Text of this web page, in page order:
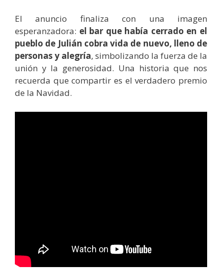
El anuncio finaliza con una imagen
esperanzadora: el bar que había cerrado en el
pueblo de Julián cobra vida de nuevo, lleno de
personas y alegría, simbolizando la fuerza de la
unión y la generosidad. Una historia que nos
recuerda que compartir es el verdadero premio
de la Navidad.